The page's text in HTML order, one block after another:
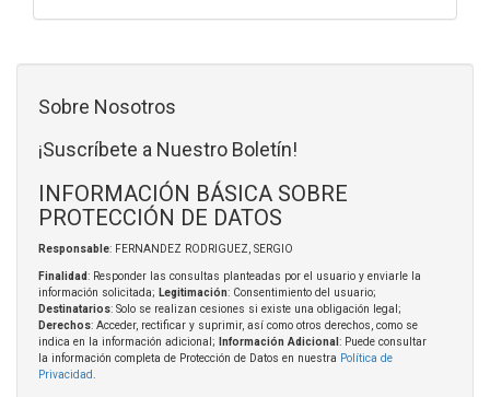
Sobre Nosotros
¡Suscríbete a Nuestro Boletín!
INFORMACIÓN BÁSICA SOBRE
PROTECCIÓN DE DATOS
Responsable: FERNANDEZ RODRIGUEZ, SERGIO
Finalidad: Responder las consultas planteadas por el usuario y enviarle la
información solicitada; Legitimación: Consentimiento del usuario;
Destinatarios: Solo se realizan cesiones si existe una obligación legal;
Derechos: Acceder, rectificar y suprimir, así como otros derechos, como se
indica en la información adicional;
Información Adicional : Puede consultar
la información completa de Protección de Datos en nuestra Política de
Privacidad